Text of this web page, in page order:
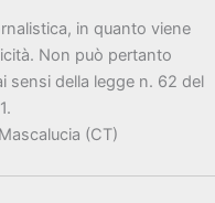
in quanto viene
Non può pertanto
sensi della legge n. 62 del
(CT)